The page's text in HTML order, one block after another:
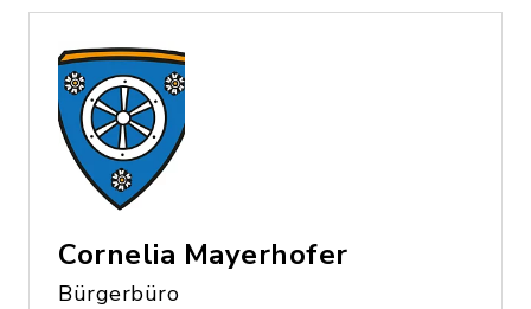
Cornelia Mayerhofer
Bürgerbüro